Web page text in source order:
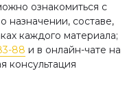
ознакомиться с
составе,
каждого материала;
88 и в онлайн-чате на
консультация